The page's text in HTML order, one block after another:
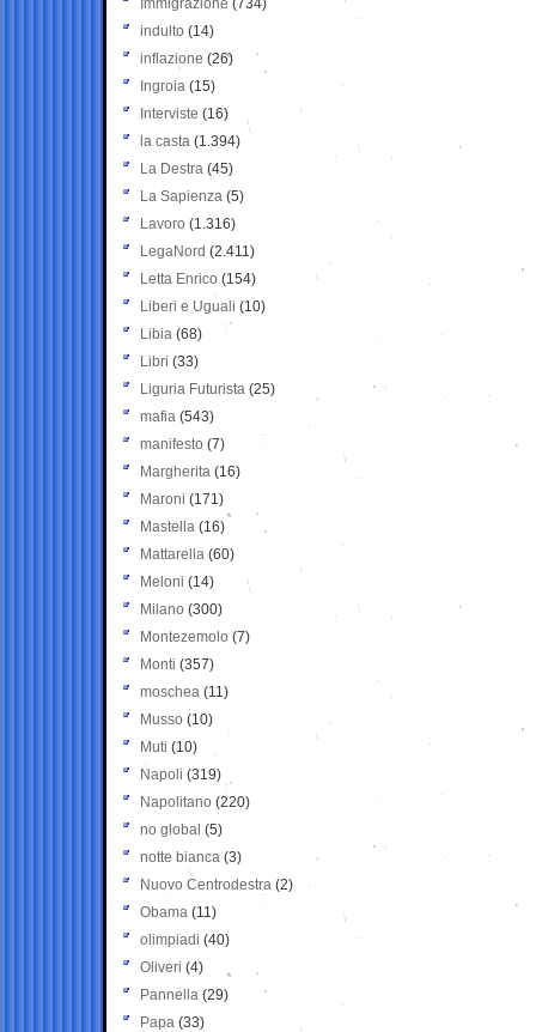
Immigrazione (734)
indulto (14)
inflazione (26)
Ingroia (15)
Interviste (16)
la casta (1.394)
La Destra (45)
La Sapienza (5)
Lavoro (1.316)
LegaNord (2.411)
Letta Enrico (154)
Liberi e Uguali (10)
Libia (68)
Libri (33)
Liguria Futurista (25)
mafia (543)
manifesto (7)
Margherita (16)
Maroni (171)
Mastella (16)
Mattarella (60)
Meloni (14)
Milano (300)
Montezemolo (7)
Monti (357)
moschea (11)
Musso (10)
Muti (10)
Napoli (319)
Napolitano (220)
no global (5)
notte bianca (3)
Nuovo Centrodestra (2)
Obama (11)
olimpiadi (40)
Oliveri (4)
Pannella (29)
Papa (33)